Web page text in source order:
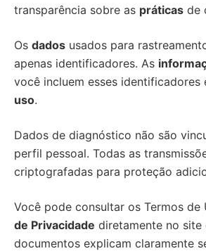
transparência sobre as práticas de
Os dados usados para
apenas identificadores. As
você incluem esses identificadores
uso.
Dados de diagnóstico não são
perfil pessoal. Todas as
criptografadas para proteção
Você pode consultar os Termos de
de Privacidade diretamente no site
documentos explicam claramente